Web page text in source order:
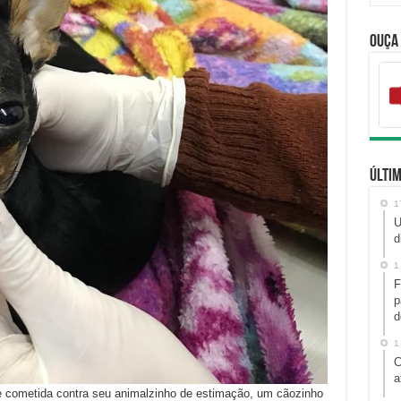
contra seu animalzinho de estimação, um cãozinho
1
1